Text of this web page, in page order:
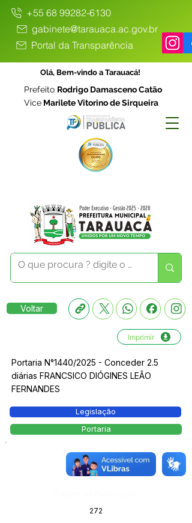
+55 68 99282-6130
gabinete@tarauaca.ac.gov.br
Portal da Transparência
Olá, Bem-vindo a Tarauacá!
Prefeito Rodrigo Damasceno Catão
Vice Marilete Vitorino de Sirqueira
Voltar
Imprimir
Portaria N°1440/2025 - Conceder 2.5
diárias FRANCSICO DIÓGINES LEÃO
FERNANDES
Legislação
Portaria
Número do Diário:
14162
272